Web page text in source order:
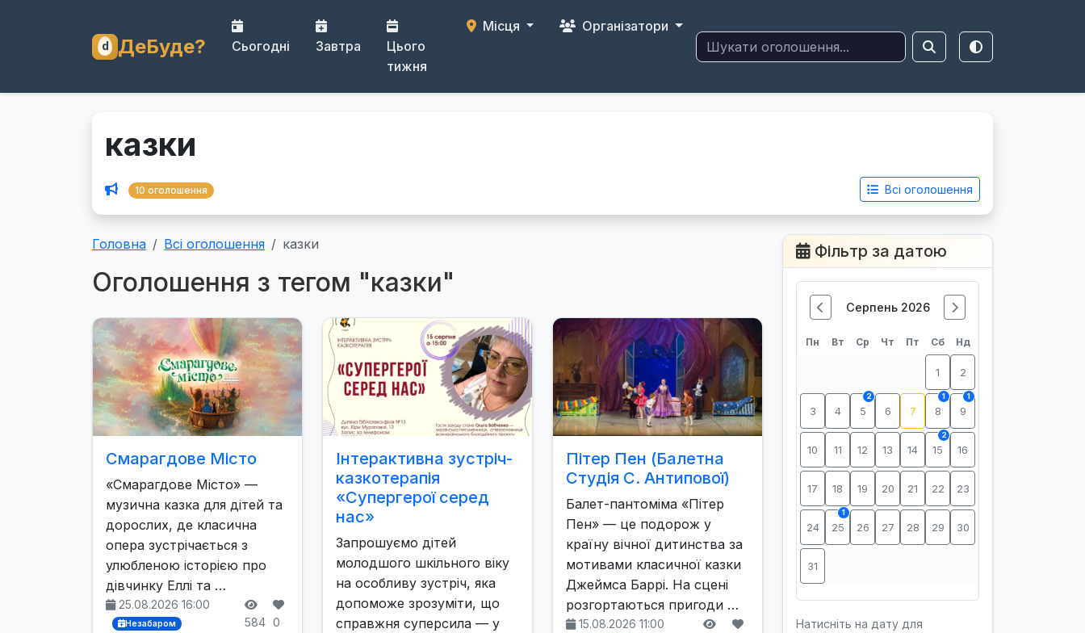
ДеБуде? Сьогодні Завтра
Цього
тижня
Місця Організатори
казки
10 оголошення Всі оголошення
Головна Всі оголошення казки
Оголошення з тегом "казки"
Смарагдове Місто
«Смарагдове Місто» —
музична казка для дітей та
дорослих, де класична
опера зустрічається з
улюбленою історією про
дівчинку Еллі та …
25.08.2026 16:00
Незабаром 584 0
Інтерактивна зустріч-
казкотерапія
«Супергерої серед
нас»
Запрошуємо дітей
молодшого шкільного віку
на особливу зустріч, яка
допоможе зрозуміти, що
справжня суперсила — у
Пітер Пен (Балетна
Студія С. Антипової)
Балет-пантоміма «Пітер
Пен» — це подорож у
країну вічної дитинства за
мотивами класичної казки
Джеймса Баррі. На сцені
розгортаються пригоди …
15.08.2026 11:00
Фільтр за датою
Серпень 2026
Пн Вт Ср Чт Пт Сб Нд
1 2
3 4 5
2
6 7 8
1
9
1
10 11 12 13 14 15
2
16
17 18 19 20 21 22 23
24 25
1
26 27 28 29 30
31
Натисніть на дату для